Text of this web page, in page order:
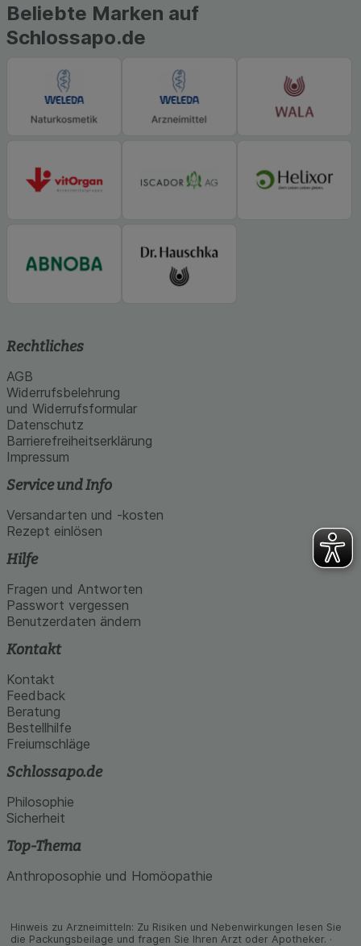
Beliebte Marken auf
Schlossapo.de
Rechtliches
AGB
Widerrufsbelehrung
und Widerrufsformular
Datenschutz
Barrierefreiheitserklärung
Impressum
Service und Info
Versandarten und -kosten
Rezept einlösen
Hilfe
Fragen und Antworten
Passwort vergessen
Benutzerdaten ändern
Kontakt
Kontakt
Feedback
Beratung
Bestellhilfe
Freiumschläge
Schlossapo.de
Philosophie
Sicherheit
Top-Thema
Anthroposophie und Homöopathie
Hinweis zu Arzneimitteln: Zu Risiken und Neben­wirkungen lesen Sie
die Packungs­beilage und fragen Sie Ihren Arzt oder Apo­theker. ·